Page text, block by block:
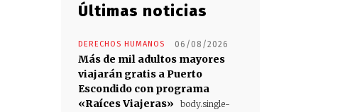
Últimas noticias
DERECHOS HUMANOS 06/08/2026
Más de mil adultos mayores
viajarán gratis a Puerto
Escondido con programa
«Raíces Viajeras»
body.single-